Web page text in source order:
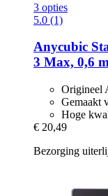
3 opties
5.0 (1)
Anycubic
3 Max, 0,6
Origineel
Gemaakt
Hoge
€ 20,49
Bezorging